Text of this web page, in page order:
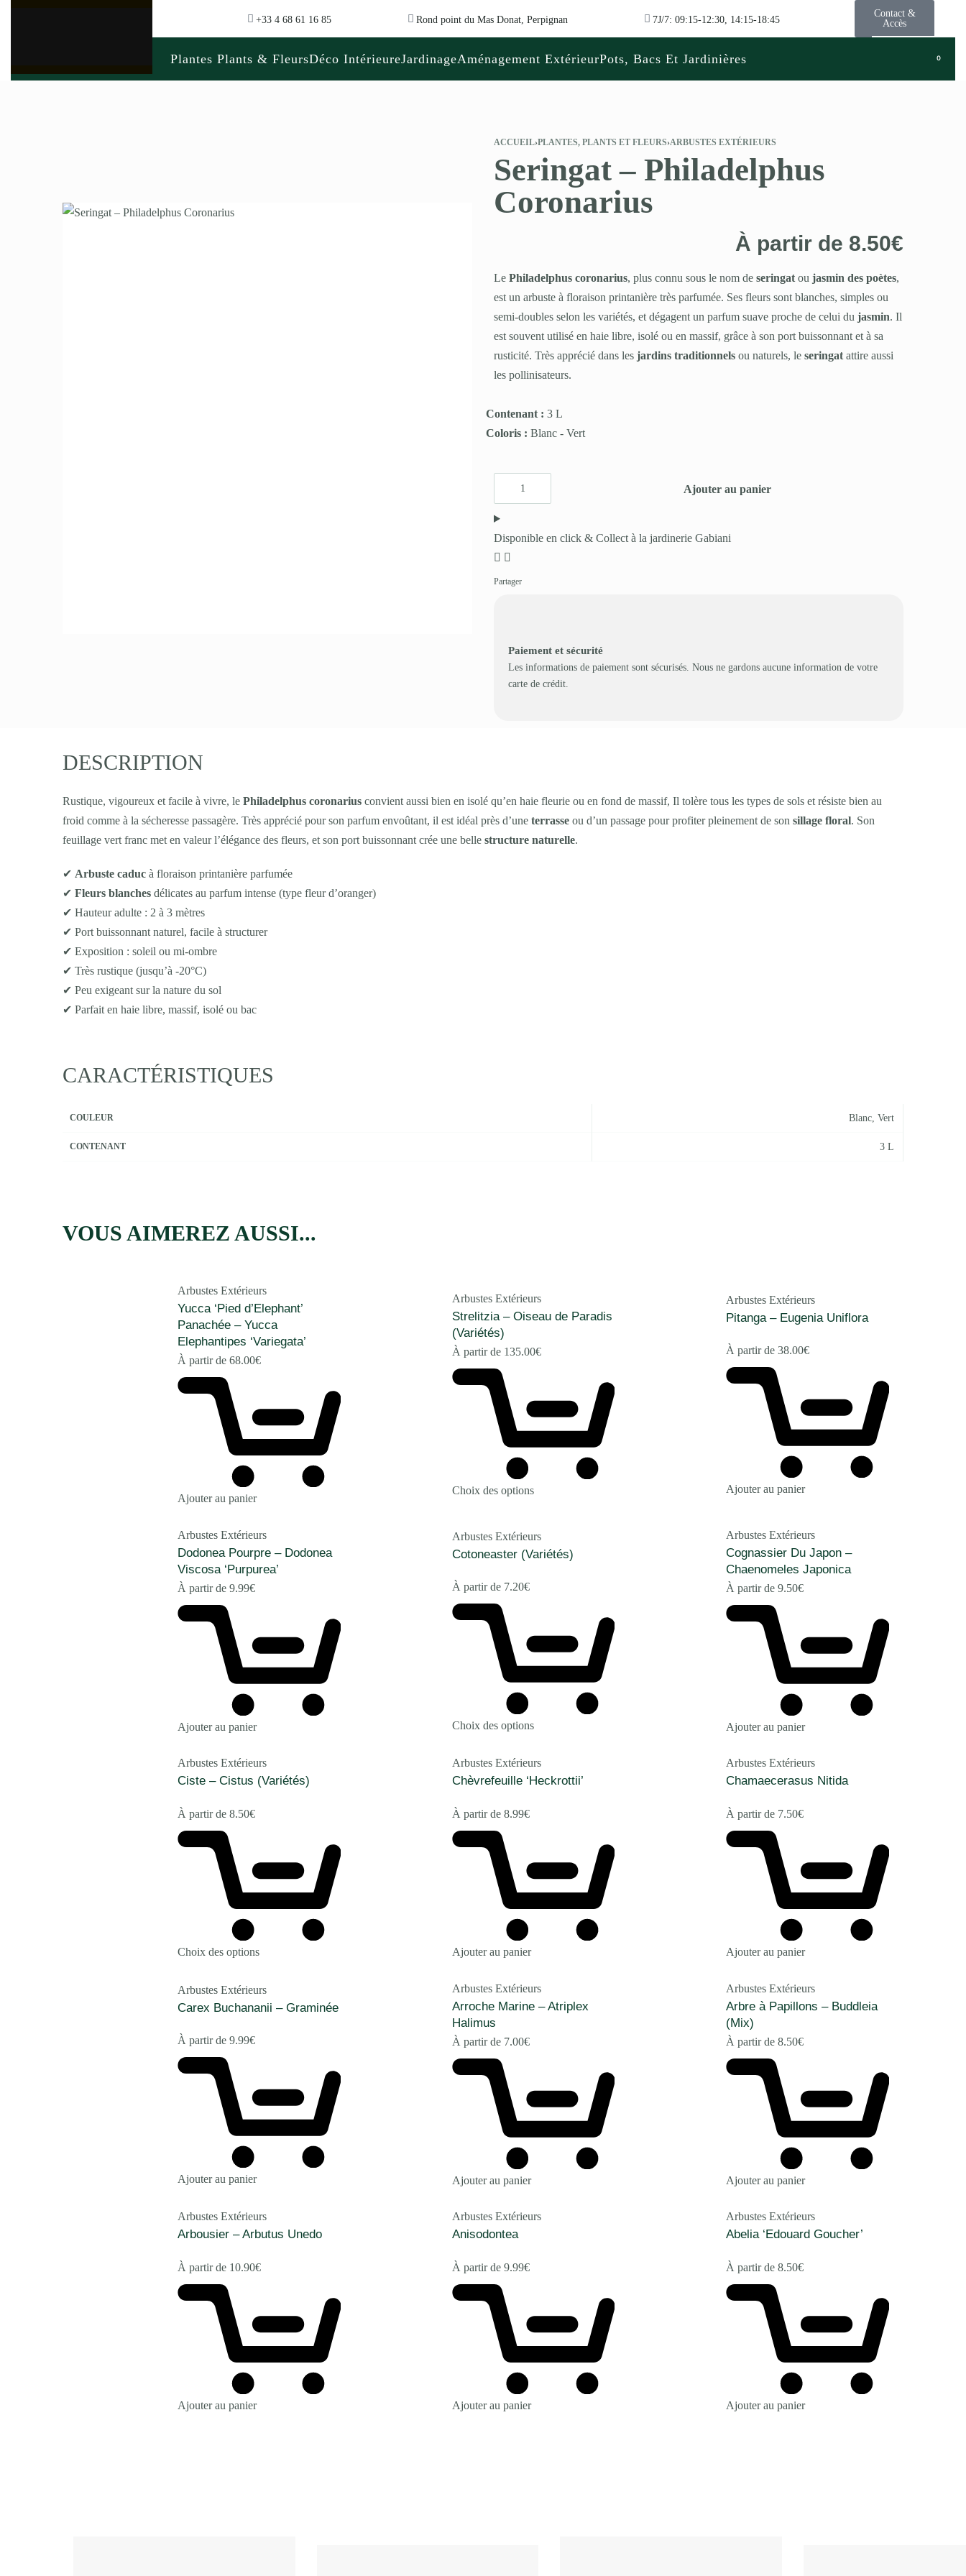
+33 4 68 61 16 85 Rond point du Mas Donat, Perpignan 7J/7: 09:15-12:30, 14:15-18:45
Contact &
Accès
Plantes Plants & FleursDéco IntérieureJardinageAménagement ExtérieurPots, Bacs Et Jardinières 0
ACCUEIL›PLANTES, PLANTS ET FLEURS›ARBUSTES EXTÉRIEURS
Seringat – Philadelphus
Coronarius
À partir de 8.50€
Le Philadelphus coronarius, plus connu sous le nom de seringat ou jasmin des poètes,
est un arbuste à floraison printanière très parfumée. Ses fleurs sont blanches, simples ou
semi-doubles selon les variétés, et dégagent un parfum suave proche de celui du jasmin. Il
est souvent utilisé en haie libre, isolé ou en massif, grâce à son port buissonnant et à sa
rusticité. Très apprécié dans les jardins traditionnels ou naturels, le seringat attire aussi
les pollinisateurs.
Contenant : 3 L
Coloris : Blanc - Vert
Ajouter au panier
Disponible en click & Collect à la jardinerie Gabiani
Partager
Paiement et sécurité
Les informations de paiement sont sécurisés. Nous ne gardons aucune information de votre
carte de crédit.
DESCRIPTION
Rustique, vigoureux et facile à vivre, le Philadelphus coronarius convient aussi bien en isolé qu’en haie fleurie ou en fond de massif, Il tolère tous les types de sols et résiste bien au
froid comme à la sécheresse passagère. Très apprécié pour son parfum envoûtant, il est idéal près d’une terrasse ou d’un passage pour profiter pleinement de son sillage floral. Son
feuillage vert franc met en valeur l’élégance des fleurs, et son port buissonnant crée une belle structure naturelle.
✔ Arbuste caduc à floraison printanière parfumée
✔ Fleurs blanches délicates au parfum intense (type fleur d’oranger)
✔ Hauteur adulte : 2 à 3 mètres
✔ Port buissonnant naturel, facile à structurer
✔ Exposition : soleil ou mi-ombre
✔ Très rustique (jusqu’à -20°C)
✔ Peu exigeant sur la nature du sol
✔ Parfait en haie libre, massif, isolé ou bac
CARACTÉRISTIQUES
COULEUR Blanc Vert
CONTENANT 3 L
VOUS AIMEREZ AUSSI...
Arbustes Extérieurs
Yucca ‘Pied d’Elephant’
Panachée – Yucca
Elephantipes ‘Variegata’
À partir de 68.00€
Ajouter au panier
Arbustes Extérieurs
Strelitzia – Oiseau de Paradis
(Variétés)
À partir de 135.00€
Choix des options
Arbustes Extérieurs
Pitanga – Eugenia Uniflora
À partir de38.00€
Ajouter au panier
Arbustes Extérieurs
Dodonea Pourpre – Dodonea
Viscosa ‘Purpurea’
À partir de 9.99€
Ajouter au panier
Arbustes Extérieurs
Cotoneaster (Variétés)
À partir de 7.20€
Choix des options
Arbustes Extérieurs
Cognassier Du Japon –
Chaenomeles Japonica
À partir de9.50€
Ajouter au panier
Arbustes Extérieurs
Ciste – Cistus (Variétés)
À partir de 8.50€
Choix des options
Arbustes Extérieurs
Chèvrefeuille ‘Heckrottii’
À partir de 8.99€
Ajouter au panier
Arbustes Extérieurs
Chamaecerasus Nitida
À partir de 7.50€
Ajouter au panier
Arbustes Extérieurs
Carex Buchananii – Graminée
À partir de 9.99€
Ajouter au panier
Arbustes Extérieurs
Arroche Marine – Atriplex
Halimus
À partir de 7.00€
Ajouter au panier
Arbustes Extérieurs
Arbre à Papillons – Buddleia
(Mix)
À partir de8.50€
Ajouter au panier
Arbustes Extérieurs
Arbousier – Arbutus Unedo
À partir de 10.90€
Ajouter au panier
Arbustes Extérieurs
Anisodontea
À partir de 9.99€
Ajouter au panier
Arbustes Extérieurs
Abelia ‘Edouard Goucher’
À partir de8.50€
Ajouter au panier